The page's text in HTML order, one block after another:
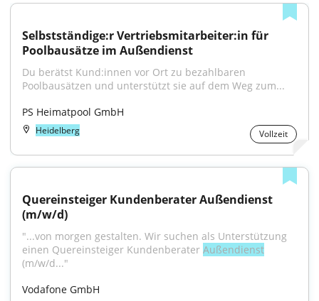
Selbstständige:r Vertriebsmitarbeiter:in für
Poolbausätze im Außendienst
Du berätst Kund:innen vor Ort zu bezahlbaren
Poolbausätzen und unterstützt sie auf dem Weg zum...
PS Heimatpool GmbH
Heidelberg Vollzeit
Quereinsteiger Kundenberater Außendienst
(m/w/d)
"...von morgen gestal­ten. Wir suchen als Unterstützung
einen Quereinsteiger Kundenberater Außendienst
(m/w/d..."
Vodafone GmbH